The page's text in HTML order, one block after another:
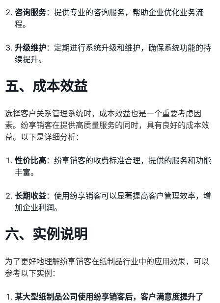
咨询服务：提供专业的咨询服务，帮助企业优化业务流
程。
升级维护：定期进行系统升级和维护，确保系统功能的持
续提升。
五、成本效益
选择客户关系管理系统时，成本效益也是一个重要考虑因
素。纷享销客在提供高质量服务的同时，具有良好的成本效
益。以下是详细分析：
性价比高：纷享销客的收费标准合理，提供的服务和功能
丰富。
长期收益：使用纷享销客可以显著提高客户管理效率，增
加企业利润。
六、实例说明
为了更好地理解纷享销客在纸制品行业中的应用效果，可以
参考以下实例：
某大型纸制品公司使用纷享销客后，客户满意度提升了